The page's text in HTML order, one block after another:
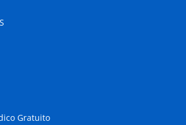
Gratuito